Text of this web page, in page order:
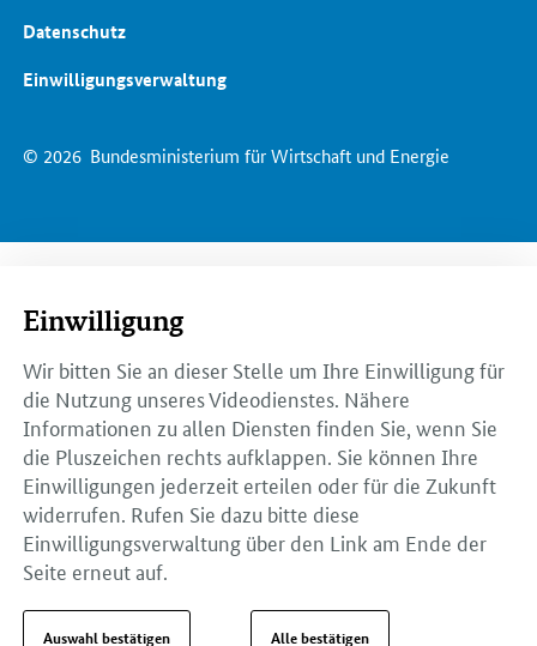
© 2026 Bundesministerium für Wirtschaft und Energie
Datenschutz
Einwilligungsverwaltung
Einwilligung
Wir bitten Sie an dieser Stelle um Ihre Einwilligung für
die Nutzung unseres Videodienstes. Nähere
Informationen zu allen Diensten finden Sie, wenn Sie
die Pluszeichen rechts aufklappen. Sie können Ihre
Einwilligungen jederzeit erteilen oder für die Zukunft
widerrufen. Rufen Sie dazu bitte diese
Einwilligungsverwaltung über den Link am Ende der
Seite erneut auf.
Auswahl bestätigen Alle bestätigen